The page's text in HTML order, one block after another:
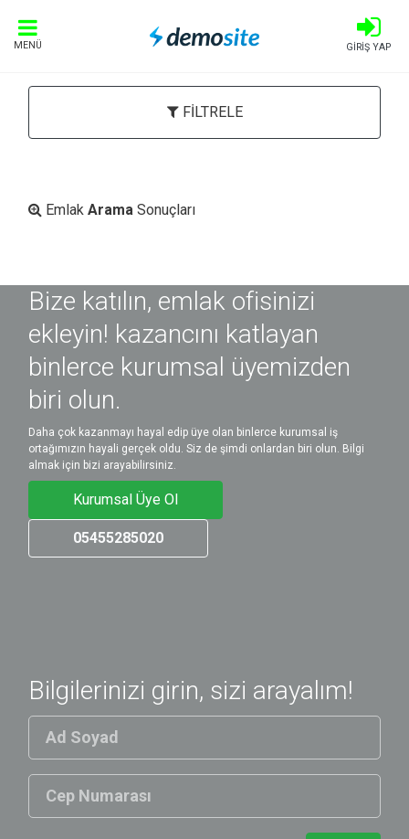
MENÜ GİRİŞ YAP
FİLTRELE
Emlak Arama Sonuçları
Bize katılın, emlak ofisinizi
ekleyin! kazancını katlayan
binlerce kurumsal üyemizden
biri olun.
Daha çok kazanmayı hayal edip üye olan binlerce kurumsal iş
ortağımızın hayali gerçek oldu. Siz de şimdi onlardan biri olun. Bilgi
almak için bizi arayabilirsiniz.
Kurumsal Üye Ol
05455285020
Bilgilerinizi girin, sizi arayalım!